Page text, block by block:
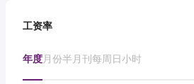
工资率
年度月份半月刊每周日小时